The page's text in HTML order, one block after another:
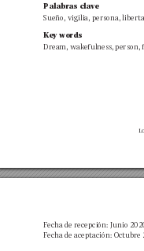
Palabras clave
Sueño, vigilia, persona, lib
Key words
Dream, wakefulness, person,
Fecha de recepción: Junio
Fecha de aceptación: Octubre